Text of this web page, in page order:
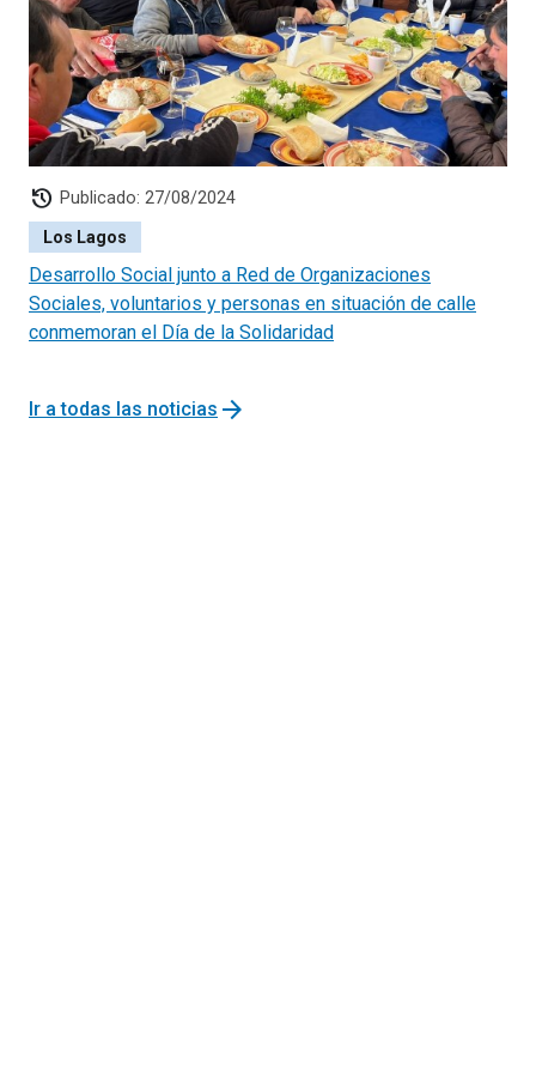
history Publicado: 27/08/2024
Los Lagos
Desarrollo Social junto a Red de Organizaciones
Sociales, voluntarios y personas en situación de calle
conmemoran el Día de la Solidaridad
Ir a todas las noticias arrow_forward